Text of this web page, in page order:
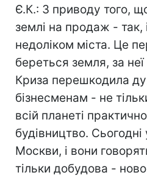
Є.К.: З приводу того,
землі на продаж -
недоліком міста. Це
береться земля, за
Криза перешкодила
бізнесменам - не
всій планеті
будівництво. Сьогодні
Москви, і вони
тільки добудова -